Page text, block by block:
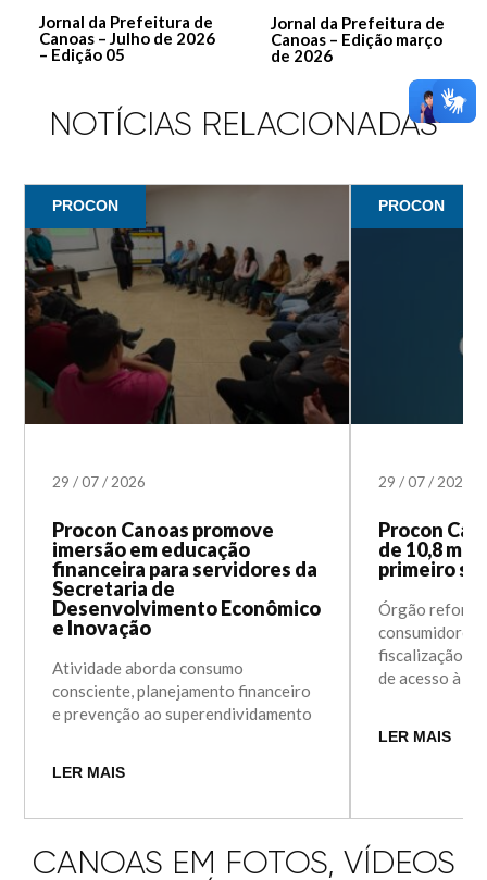
Jornal da Prefeitura de
Canoas – Julho de 2026
– Edição 05
Jornal da Prefeitura de
Canoas – Edição março
de 2026
NOTÍCIAS RELACIONADAS
PROCON
29/07/ 2026
Procon Canoas promove
imersão em educação
financeira para servidores da
Secretaria de
Desenvolvimento Econômico
e Inovação
Atividade aborda consumo
consciente, planejamento financeiro
e prevenção ao superendividamento
LER MAIS
PROCON
29/07/ 2026
Procon
de 10,8 mil
primeiro
Órgão
consumidores
fiscalização e
de acesso à
LER MAIS
CANOAS EM FOTOS, VÍDEOS